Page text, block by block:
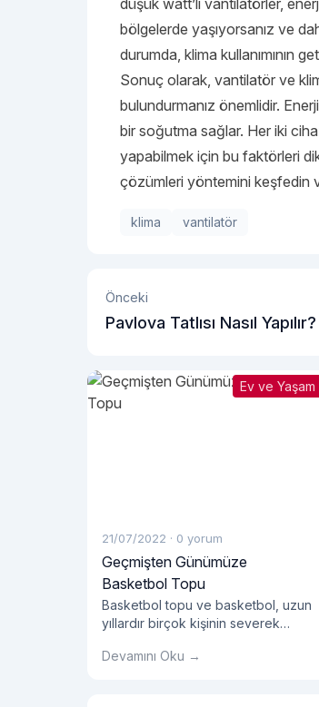
düşük watt’lı vantilatörler,
bölgelerde yaşıyorsanız ve
durumda, klima kullanımının
Sonuç olarak, vantilatör ve
bulundurmanız önemlidir.
bir soğutma sağlar. Her iki
yapabilmek için bu faktörleri
çözümleri yöntemini keşfedin
klima vantilatör
Önceki
Pavlova Tatlısı Nasıl Yapılır?
Ev ve Yaşam
21/07/2022 · 0 yorum
Geçmişten Günümüze
Basketbol Topu
Basketbol topu ve basketbol, ​​uzun
yıllardır birçok kişinin severek
ve profesyonellerin oynadığı takım
Devamını Oku →